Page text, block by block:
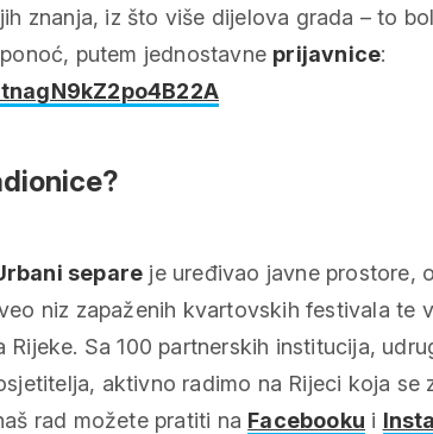
znanja, iz što više dijelova grada – to
putem jednostavne prijavnice:
separe je uređivao javne prostore,
niz zapaženih kvartovskih festivala te
Rijeke. Sa 100 partnerskih institucija,
aktivno radimo na Rijeci koja se
rad možete pratiti na Facebooku i